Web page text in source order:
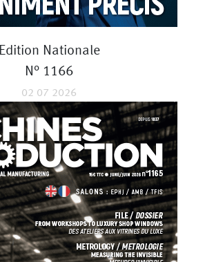
Edition Nationale
N° 1166
02 07 2026